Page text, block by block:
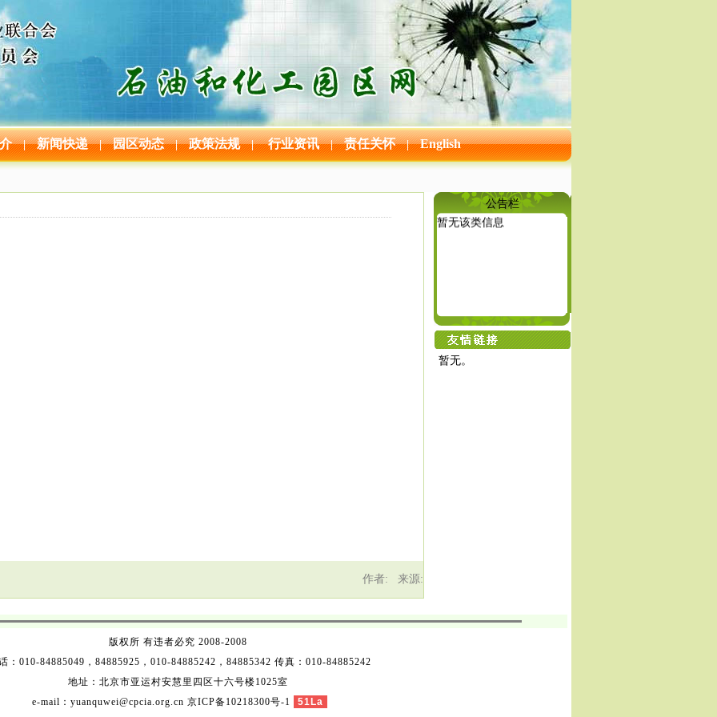
| 新闻快递 | 园区动态 | 政策法规 | 行业资讯 | 责任关怀 | English
作者: 来源:
公告栏
暂无该类信息
暂无。
版权所 有违者必究 2008-2008
：010-84885049，84885925，010-84885242，84885342 传真：010-84885242
地址：北京市亚运村安慧里四区十六号楼1025室
e-mail：yuanquwei@cpcia.org.cn 京ICP备10218300号-1 51La